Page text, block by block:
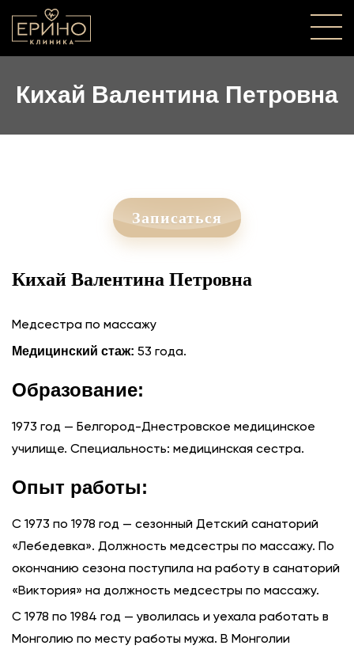
Кихай Валентина Петровна
Записаться
Кихай Валентина Петровна
Медсестра по массажу
Медицинский стаж: 53 года.
Образование:
1973 год — Белгород-Днестровское медицинское
училище. Специальность: медицинская сестра.
Опыт работы:
С 1973 по 1978 год — сезонный Детский санаторий
«Лебедевка». Должность медсестры по массажу. По
окончанию сезона поступила на работу в санаторий
«Виктория» на должность медсестры по массажу.
С 1978 по 1984 год — уволилась и уехала работать в
Монголию по месту работы мужа. В Монголии